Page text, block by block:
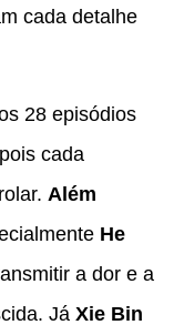
cada detalhe
28 episódios
cada
Além
He
a dor e a
Já Xie Bin